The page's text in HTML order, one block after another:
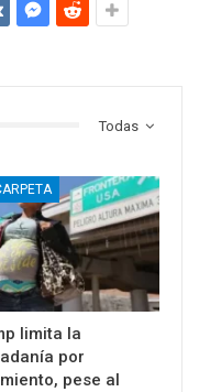
Todas
limita la
por
pese al